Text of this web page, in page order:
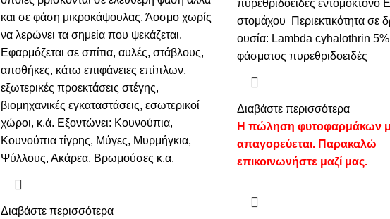
και σε φάση μικροκάψουλας. Άοσμο χωρίς
να λερώνει τα σημεία που ψεκάζεται.
Εφαρμόζεται σε σπίτια, αυλές, στάβλους,
αποθήκες, κάτω επιφάνειες επίπλων,
εξωτερικές προεκτάσεις στέγης,
βιομηχανικές εγκαταστάσεις, εσωτερικοί
χώροι, κ.ά. Εξοντώνει: Κουνούπια,
Κουνούπια τίγρης, Μύγες, Μυρμήγκια,
Ψύλλους, Ακάρεα, Βρωμούσες κ.α.
Διαβάστε περισσότερα
πυρεθριδοειδές εντομοκτόνο
στομάχου Περιεκτικότητα σε
ουσία: Lambda cyhalothrin
φάσματος πυρεθριδοειδές
Διαβάστε περισσότερα
Η πώληση φυτοφαρμάκων
απαγορεύεται. Παρακαλώ
επικοινωνήστε μαζί μας.